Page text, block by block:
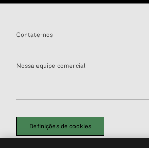
Contate-nos
Nossa equipe comercial
Definições de cookies